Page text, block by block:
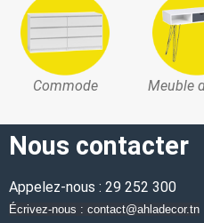
Commode Meuble
Nous contacter
Appelez-nous : 29 252 300
Écrivez-nous : contact@ahladecor.tn